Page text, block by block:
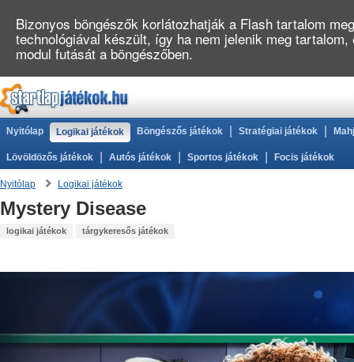
Nyitólap Logikai játékok Böngészős játékok Stratégiai játékok
Lövöldözős játékok Autós játékok Sportos játékok Focis játékok
Nyitólap Logikai játékok
Mystery Disease
logikai játékok tárgykeresős játékok
Bizonyos böngészők korlátozhatják a Flash tartalom
technológiával készült, így ha nem jelenik meg
modul futását a böngészőben.